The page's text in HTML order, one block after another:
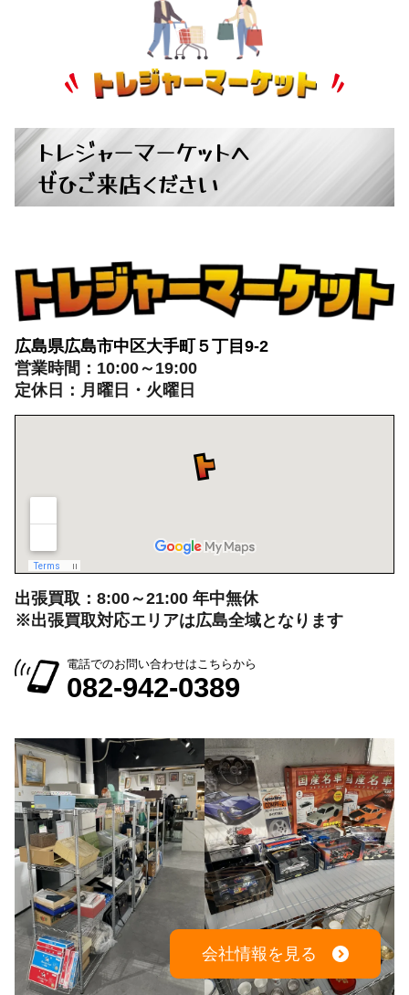
トレジャーマーケットへ
ぜひご来店ください
広島県広島市中区大手町５丁目9-2
営業時間：10:00～19:00
定休日：月曜日・火曜日
出張買取：8:00～21:00 年中無休
※出張買取対応エリアは広島全域となります
電話でのお問い合わせはこちらから
082-942-0389
会社情報を見る